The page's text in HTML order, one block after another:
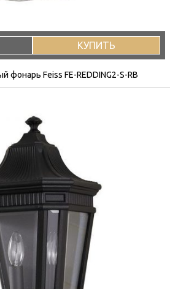
КУПИТЬ
фонарь Feiss FE-REDDING2-S-RB